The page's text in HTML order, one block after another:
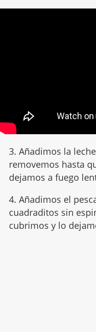
3. Añadimos la
removemos hasta
dejamos a fuego
4. Añadimos el
cuadraditos sin
cubrimos y lo